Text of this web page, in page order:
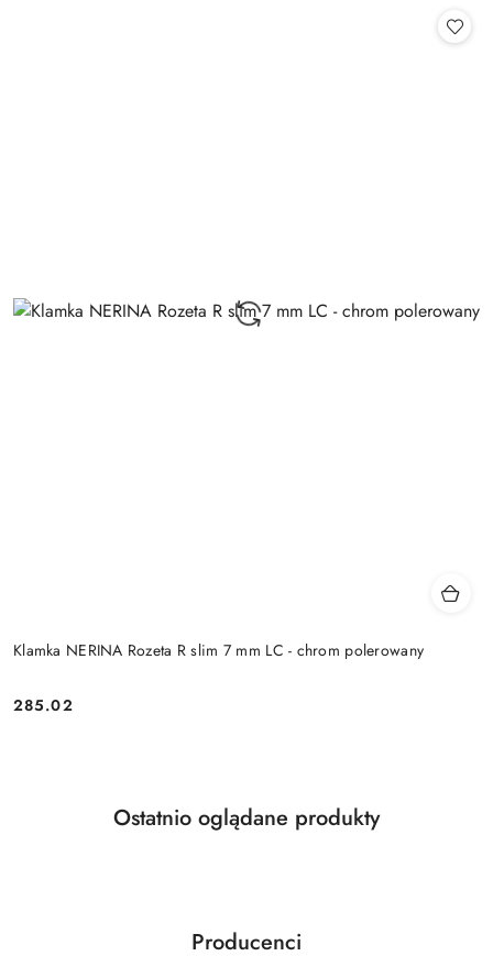
Klamka NERINA Rozeta R slim 7 mm LC - chrom polerowany
Cena:
285.02
Pomiń karuzelę produktów
Produkty
Ostatnio oglądane produkty
Producenci